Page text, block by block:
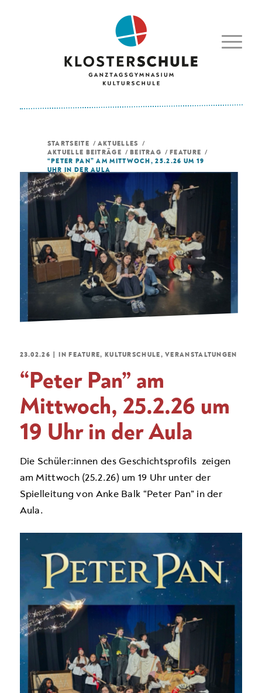
STARTSEITE / AKTUELLES
/
AKTUELLE BEITRÄGE / BEITRAG / FEATURE /
“PETER PAN” AM MITTWOCH, 25.2.26 UM 19
UHR IN DER AULA
23.02.26 INFEATURE, KULTURSCHULE,VERANSTALTUNGEN
“Peter Pan” am
Mittwoch, 25.2.26 um
19 Uhr in der Aula
Die Schüler:innen des Geschichtsprofils zeigen
am Mittwoch (25.2.26) um 19 Uhr unter der
Spielleitung von Anke Balk “Peter Pan” in der
Aula.